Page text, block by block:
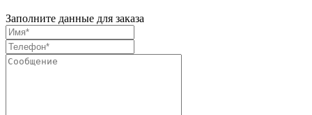
Заполните данные для заказа